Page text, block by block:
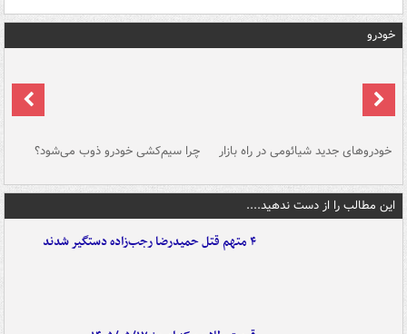
خودرو
خودروهای جدید شیائومی در راه بازار چرا سیم‌کشی خودرو ذوب می‌شود؟
این مطالب را از دست ندهید....
۴ متهم قتل حمیدرضا رجب‌زاده دستگیر شدند